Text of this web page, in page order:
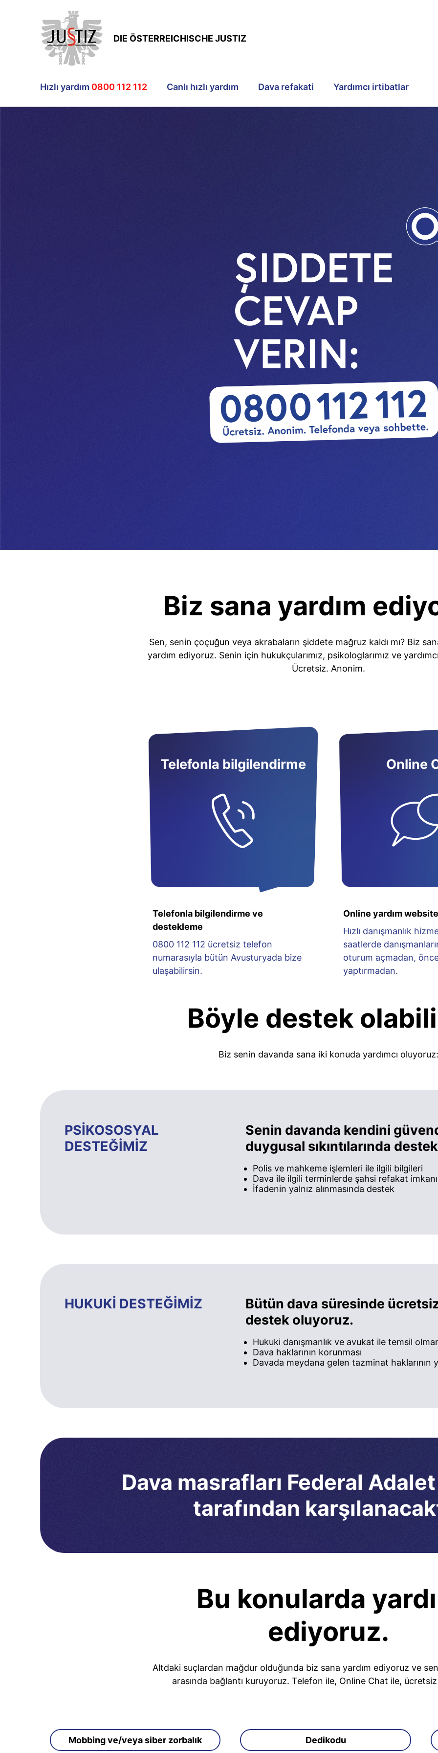
DIE ÖSTERREICHISCHE JUSTIZ
Hızlı yardım 0800 112 112 Canlı hızlı yardım Dava refakati Yardımcı irtibatlar
Biz sana yardım
Sen, senin çoçuğun veya akrabaların şiddete mağruz kaldı mı? Biz
yardım ediyoruz. Senin için hukukçularımız, psikologlarımız ve
Ücretsiz. Anonim.
Telefonla bilgilendirme
Telefonla bilgilendirme ve
destekleme
0800 112 112 ücretsiz telefon
numarasıyla bütün Avusturyada bize
ulaşabilirsin.
Online
Online yardım
Hızlı danışmanlık
saatlerde
oturum açmadan,
yaptırmadan.
Böyle destek
Biz senin davanda sana iki konuda yardımcı oluyoruz:
PSİKOSOSYAL
DESTEĞİMİZ
Senin davanda kendini
duygusal sıkıntılarında
Polis ve mahkeme işlemleri ile ilgili bilgileri
Dava ile ilgili terminlerde şahsi refakat imkanı
İfadenin yalnız alınmasında destek
HUKUKİ DESTEĞİMİZ
Bütün dava süresinde
destek oluyoruz.
Hukuki danışmanlık ve avukat ile temsil
Dava haklarının korunması
Davada meydana gelen tazminat haklarının
Dava masrafları Federal Adalet
tarafından
Bu konularda
ediyoruz.
Altdaki suçlardan mağdur olduğunda biz sana yardım ediyoruz ve
arasında bağlantı kuruyoruz. Telefon ile, Online Chat ile,
Mobbing ve/veya siber zorbalık Dedikodu